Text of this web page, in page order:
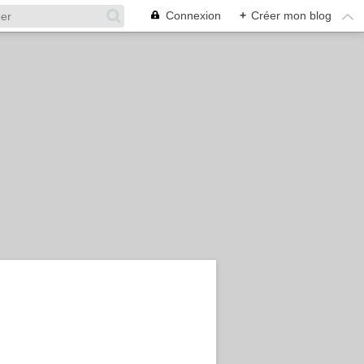
Connexion + Créer mon blog